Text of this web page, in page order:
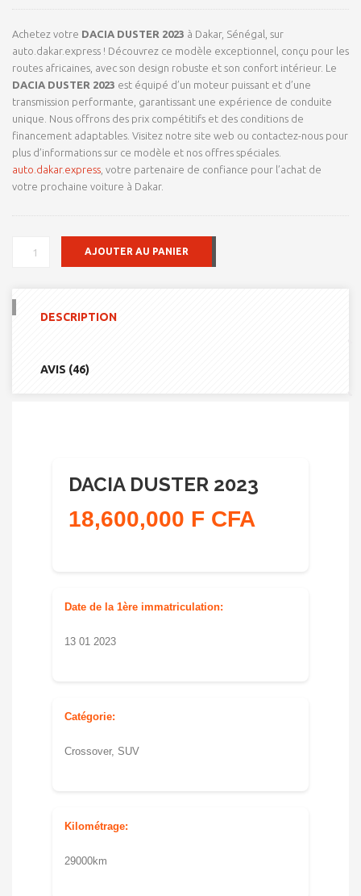
notations
Achetez votre DACIA DUSTER 2023 à Dakar, Sénégal, sur
auto.dakar.express ! Découvrez ce modèle exceptionnel, conçu pour les
routes africaines, avec son design robuste et son confort intérieur. Le
DACIA DUSTER 2023 est équipé d’un moteur puissant et d’une
transmission performante, garantissant une expérience de conduite
unique. Nous offrons des prix compétitifs et des conditions de
financement adaptables. Visitez notre site web ou contactez-nous pour
plus d’informations sur ce modèle et nos offres spéciales.
auto.dakar.express , votre partenaire de confiance pour l’achat de
votre prochaine voiture à Dakar.
QUANTITÉ
AJOUTER AU PANIER
DESCRIPTION
AVIS (46)
DACIA DUSTER 2023
18,600,000 F CFA
Date de la 1ère immatriculation:
13 01 2023
Catégorie:
Crossover, SUV
Kilométrage:
29000km